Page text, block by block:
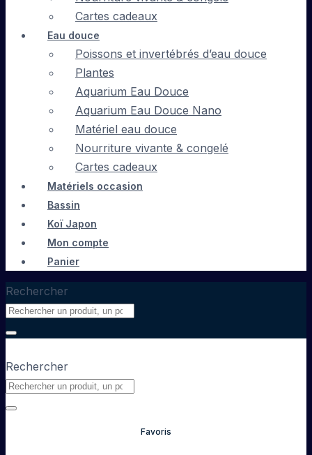
Cartes cadeaux
Eau douce
Poissons et invertébrés d’eau douce
Plantes
Aquarium Eau Douce
Aquarium Eau Douce Nano
Matériel eau douce
Nourriture vivante & congelé
Cartes cadeaux
Matériels occasion
Bassin
Koï Japon
Mon compte
Panier
Rechercher
Rechercher
Favoris